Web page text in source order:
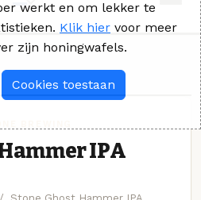
IPA
werkt en om lekker te
Klik hier voor meer
zijn honingwafels.
Cookies toestaan